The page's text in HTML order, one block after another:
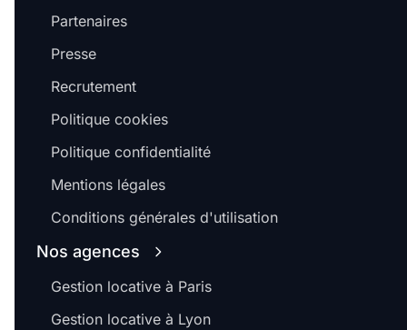
Partenaires
Presse
Recrutement
Politique cookies
Politique confidentialité
Mentions légales
Conditions générales d'utilisation
Nos agences
Gestion locative à Paris
Gestion locative à Lyon